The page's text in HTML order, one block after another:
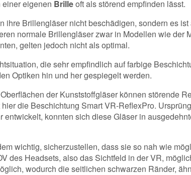
eigenen Brilleoft als störend empfinden lässt.
ihre Brillengläser nicht beschädigen, sondern es
normale Brillengläser zwar in Modellen wie der
gelten jedoch nicht als optimal.
die sehr empfindlich auf farbige
Optiken hin und her gespiegelt werden.
der Kunststoffgläser können störende
die Beschichtung Smart VR-ReflexPro.
konnten sich diese Gläser in
wichtig, sicherzustellen, dass sie so nah wie
des Headsets, also das Sichtfeld in der VR,
wodurch die seitlichen schwarzen Ränder,